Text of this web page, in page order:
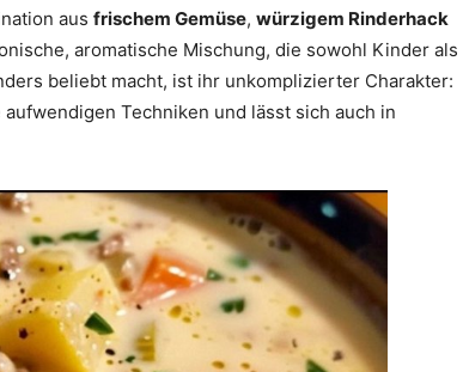
aus frischem Gemüse, würzigem Rinderhack
aromatische Mischung, die sowohl Kinder als
beliebt macht, ist ihr unkomplizierter Charakter:
Techniken und lässt sich auch in